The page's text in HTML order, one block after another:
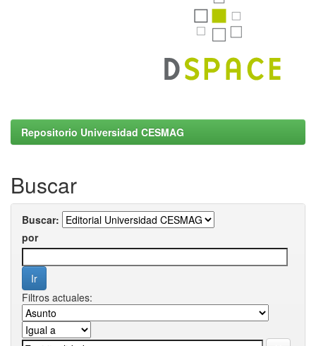
Repositorio Universidad CESMAG
Buscar
Buscar:
por
Filtros actuales: